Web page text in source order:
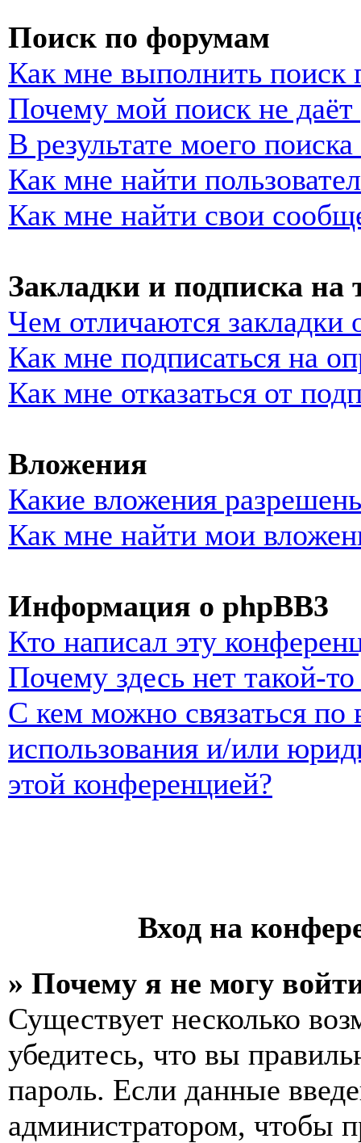
Поиск по форумам
Как мне выполнить
Почему мой поиск не даёт
В результате моего
Как мне найти
Как мне найти свои
Закладки и подписка на
Чем отличаются закладки
Как мне подписаться на
Как мне отказаться от
Вложения
Какие вложения
Как мне найти мои
Информация о phpBB3
Кто написал эту
Почему здесь нет такой-
С кем можно связаться по
использования и/или
этой конференцией?
Вход на
» Почему я не могу
Существует несколько
убедитесь, что вы
пароль. Если данные
администратором, чтобы